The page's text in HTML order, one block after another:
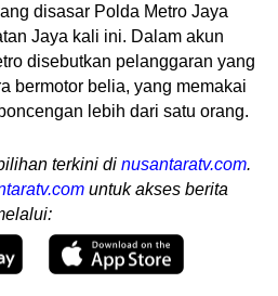
disasar Polda Metro Jaya
Jaya kali ini. Dalam akun
disebutkan pelanggaran yang
bermotor belia, yang memakai
lebih dari satu orang.
terkini di nusantaratv.com.
untuk akses berita